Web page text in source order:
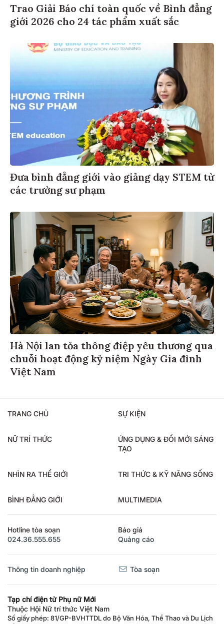
Trao Giải Báo chí toàn quốc về Bình đẳng
giới 2026 cho 24 tác phẩm xuất sắc
Đưa bình đẳng giới vào giảng dạy STEM từ
các trường sư phạm
Hà Nội lan tỏa thông điệp yêu thương qua
chuỗi hoạt động kỷ niệm Ngày Gia đình
Việt Nam
TRANG CHỦ SỰ KIỆN
NỮ TRÍ THỨC
ỨNG DỤNG & ĐỔI MỚI SÁNG
TẠO
NHÌN RA THẾ GIỚI TRI THỨC & KỸ NĂNG SỐNG
BÌNH ĐẲNG GIỚI MULTIMEDIA
Hotline tòa soạn
024.36.555.655
Báo giá
Quảng cáo
Thông tin doanh nghiệp Tòa soạn
Tạp chí điện tử Phụ nữ Mới
Thuộc Hội Nữ trí thức Việt Nam
Số giấy phép: 81/GP-BVHTTDL do Bộ Văn Hóa, Thể Thao và Du Lịch